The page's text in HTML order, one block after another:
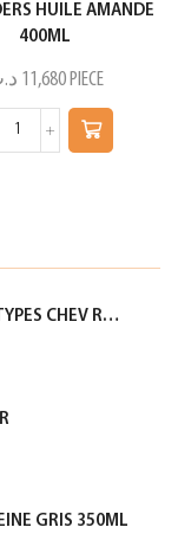
HUILE AMANDE
400ML
11,680PIECE
LILAS SHAMP EXT FEM TOUS TYPES CHEV ROSE 350ML
GRIS 350ML